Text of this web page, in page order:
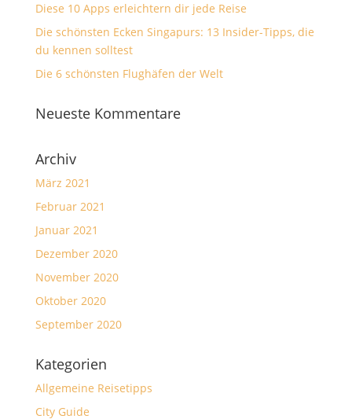
Diese 10 Apps erleichtern dir jede Reise
Die schönsten Ecken Singapurs: 13 Insider-Tipps, die
du kennen solltest
Die 6 schönsten Flughäfen der Welt
Neueste Kommentare
Archiv
März 2021
Februar 2021
Januar 2021
Dezember 2020
November 2020
Oktober 2020
September 2020
Kategorien
Allgemeine Reisetipps
City Guide